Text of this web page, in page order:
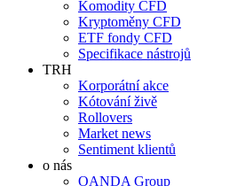
Komodity CFD
Kryptoměny CFD
ETF fondy CFD
Specifikace nástrojů
TRH
Korporátní akce
Kótování živě
Rollovers
Market news
Sentiment klientů
o nás
OANDA Group